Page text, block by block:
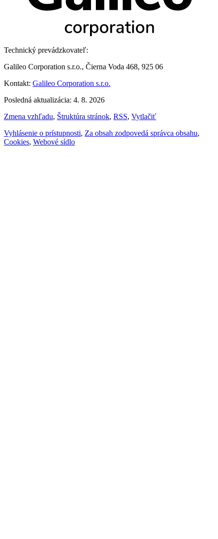
Technický prevádzkovateľ:
Galileo Corporation s.r.o., Čierna Voda 468, 925 06
Kontakt: Galileo Corporation s.r.o.
Posledná aktualizácia: 4. 8. 2026
Zmena vzhľadu, Štruktúra stránok, RSS, Vytlačiť
Vyhlásenie o prístupnosti, Za obsah zodpovedá správca obsahu,
Cookies, Webové sídlo